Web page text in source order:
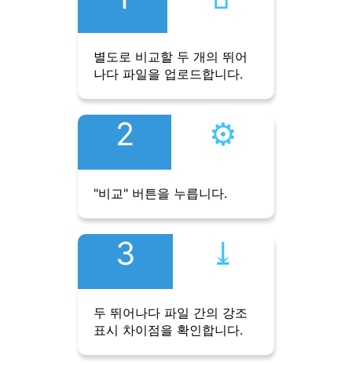
별도로 비교할 두 개의 뛰어
나다 파일을 업로드합니다.
2 ⚙︎
"비교" 버튼을 누릅니다.
3 ⤓︎
두 뛰어나다 파일 간의 강조
표시 차이점을 확인합니다.